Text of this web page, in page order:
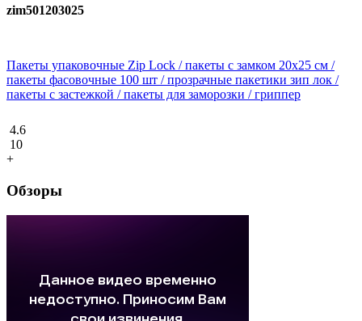
zim501203025
Пакеты упаковочные Zip Lock / пакеты с замком 20х25 см /
пакеты фасовочные 100 шт / прозрачные пакетики зип лок /
пакеты с застежкой / пакеты для заморозки / гриппер
4.6
10
+
Обзоры